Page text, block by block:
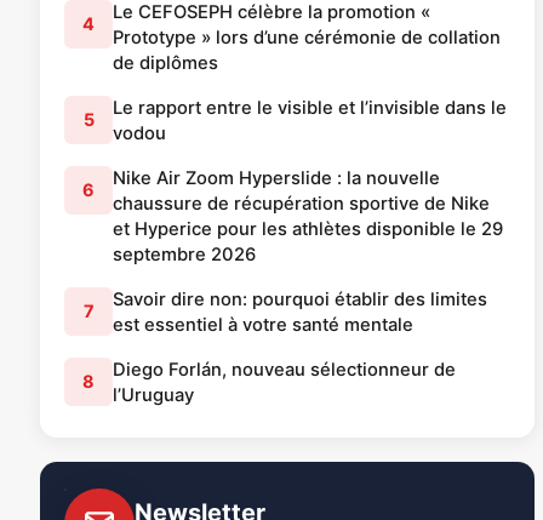
4
Le CEFOSEPH célèbre la promotion «
Prototype » lors d’une cérémonie de collation
de diplômes
5
Le rapport entre le visible et l’invisible dans le
vodou
6
Nike Air Zoom Hyperslide : la nouvelle
chaussure de récupération sportive de Nike
et Hyperice pour les athlètes disponible le 29
septembre 2026
7
Savoir dire non: pourquoi établir des limites
est essentiel à votre santé mentale
8
Diego Forlán, nouveau sélectionneur de
l’Uruguay
Newsletter